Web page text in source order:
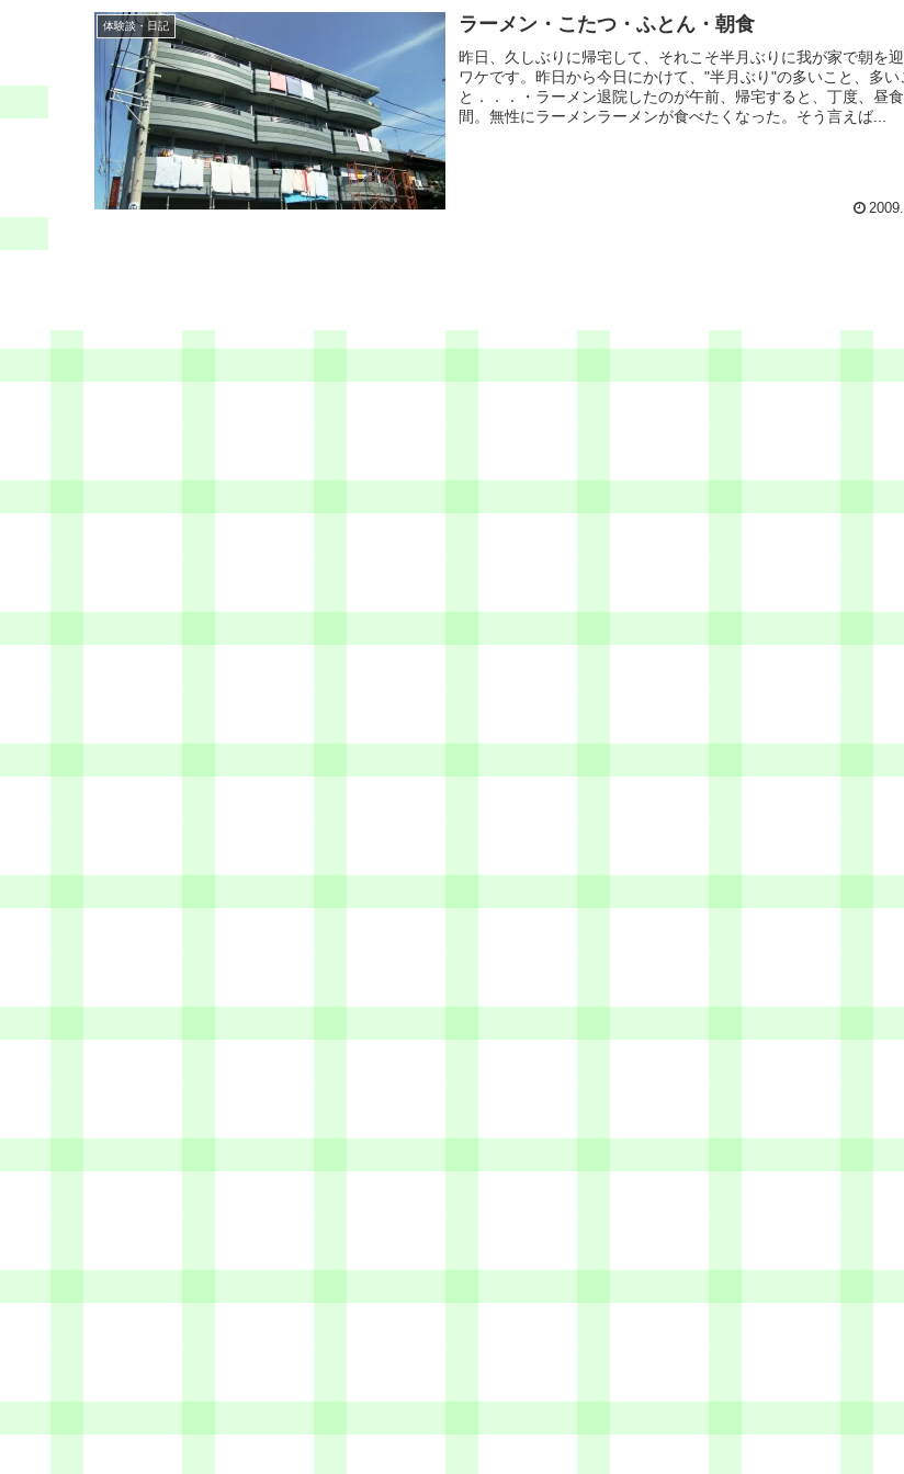
体験談・日記 ラーメン・こたつ・ふとん・朝食
昨日、久しぶりに帰宅して、それこそ半月ぶりに我が家で朝を
ワケです。昨日から今日にかけて、"半月ぶり"の多いこと、多い
と．．．・ラーメン退院したのが午前、帰宅すると、丁度、昼
間。無性にラーメンラーメンが食べたくなった。そう言えば...